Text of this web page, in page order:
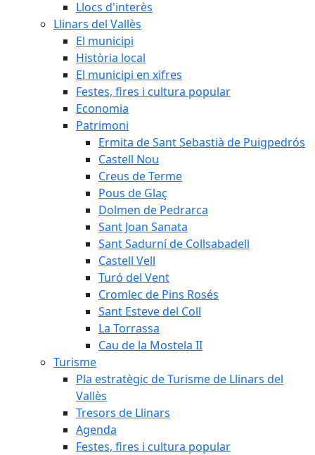
Llocs d'interès
Llinars del Vallès
El municipi
Història local
El municipi en xifres
Festes, fires i cultura popular
Economia
Patrimoni
Ermita de Sant Sebastià de Puigpedrós
Castell Nou
Creus de Terme
Pous de Glaç
Dolmen de Pedrarca
Sant Joan Sanata
Sant Sadurní de Collsabadell
Castell Vell
Turó del Vent
Cromlec de Pins Rosés
Sant Esteve del Coll
La Torrassa
Cau de la Mostela II
Turisme
Pla estratègic de Turisme de Llinars del
Vallès
Tresors de Llinars
Agenda
Festes, fires i cultura popular